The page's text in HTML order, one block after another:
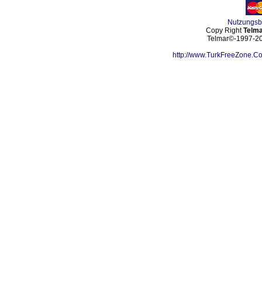
Copy Right
Telmar©-1997-
http://